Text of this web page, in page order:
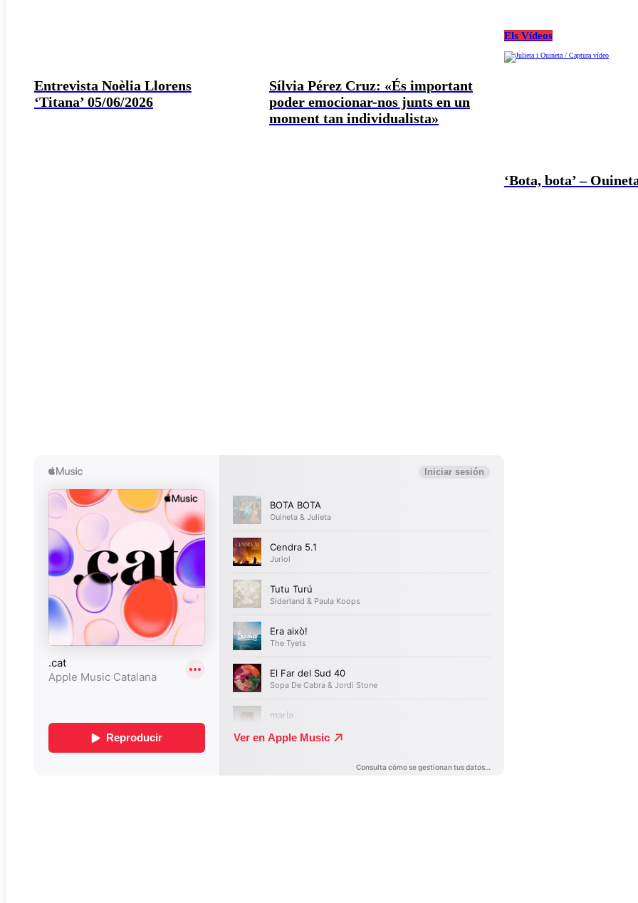
Entrevista Noèlia Llorens
‘Titana’ 05/06/2026
Sílvia Pérez Cruz: «És important
poder emocionar-nos junts en un
moment tan individualista»
Els Vídeos
‘Bota, bota’ –